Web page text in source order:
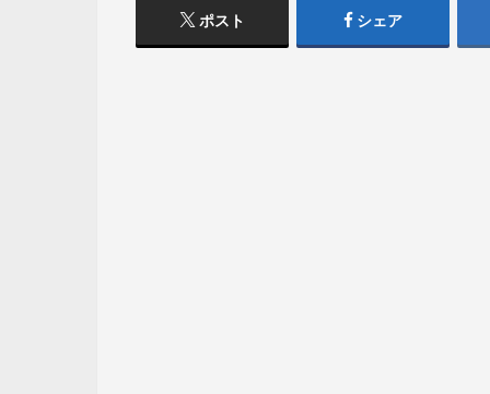
ポスト シェア